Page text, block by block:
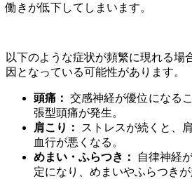
働きが低下してしまいます。
以下のような症状が頻繁に現れる場
因となっている可能性があります。
頭痛： 交感神経が優位になる
張型頭痛が発生。
肩こり：
ストレスが続くと、
血行が悪くなる。
めまい・ふらつき：
自律神経
定になり、めまいやふらつきが